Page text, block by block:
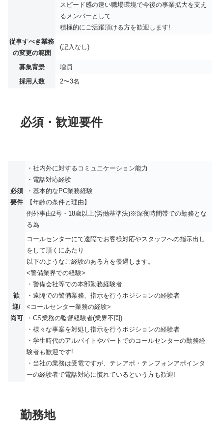
スピード感の速い職場環境で今後の事業拡大を支え
るメンバーとして
積極的にご活躍頂ける方を歓迎します!
従事すべき業務
の変更の範囲
(記入なし)
募集背景
増員
採用人数
2〜3名
必須・歓迎要件
必須
要件
・社内外に対するコミュニケーション能力
・電話対応経験
・基本的なPC業務経験
【年齢の条件と理由】
例外事由2号・18歳以上(労働基準法)※深夜時間帯での勤務とな
る為
歓
迎/
尚可
コールセンターにて遠隔でお客様対応やスタッフへの指示出し
をして頂くにあたり
以下のようなご経験のある方を優遇します。
<警備業界での経験>
・警備会社等での本部勤務経験者
・遠隔での警備業務、指示を行うポジションの経験者
<コールセンター業務の経験>
・CS業務の監督経験者(業界不問)
・様々な事案を対処し指示を行うポジションの経験者
・学生時代のアルバイトやパートでのコールセンターの勤務経
験者も歓迎です!
・当社の業務は受電ですが、テレアポ・テレフォンアポインタ
ーの経験者で電話対応に慣れているという方も歓迎!
勤務地